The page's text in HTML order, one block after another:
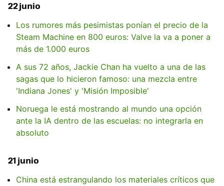
22 junio
Los rumores más pesimistas ponían el precio de la
Steam Machine en 800 euros: Valve la va a poner a
más de 1.000 euros
A sus 72 años, Jackie Chan ha vuelto a una de las
sagas que lo hicieron famoso: una mezcla entre
'Indiana Jones' y 'Misión Imposible'
Noruega le está mostrando al mundo una opción
ante la IA dentro de las escuelas: no integrarla en
absoluto
21 junio
China está estrangulando los materiales críticos que